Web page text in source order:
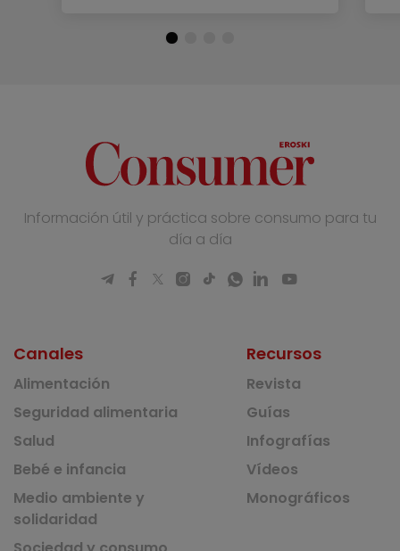
Información útil y práctica sobre consumo para tu
día a día
Canales
Alimentación
Seguridad alimentaria
Salud
Bebé e infancia
Medio ambiente y
solidaridad
Recursos
Revista
Guías
Infografías
Vídeos
Monográficos